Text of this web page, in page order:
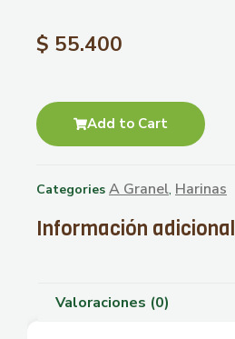
$ 55.400
Add to Cart
Categories A Granel, Harinas
Información adicional
Valoraciones (0)